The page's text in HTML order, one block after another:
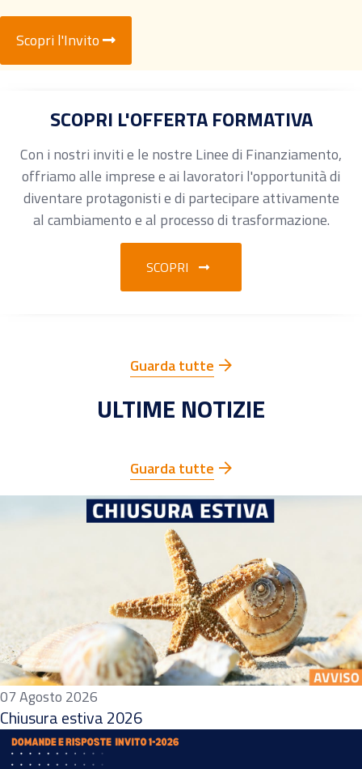
Scopri l'Invito
SCOPRI L'OFFERTA FORMATIVA
Con i nostri inviti e le nostre Linee di Finanziamento,
offriamo alle imprese e ai lavoratori l'opportunità di
diventare protagonisti e di partecipare attivamente
al cambiamento e al processo di trasformazione.
SCOPRI
Guarda tutte
ULTIME NOTIZIE
Guarda tutte
07 Agosto 2026
Chiusura estiva 2026